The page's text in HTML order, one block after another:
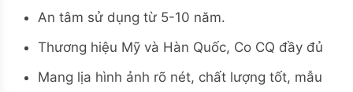
An tâm sử dụng từ 5-10 năm.
Thương hiệu Mỹ và Hàn Quốc, Co CQ đầy đủ
Mang lịa hình ảnh rõ nét, chất lượng tốt, mẫu